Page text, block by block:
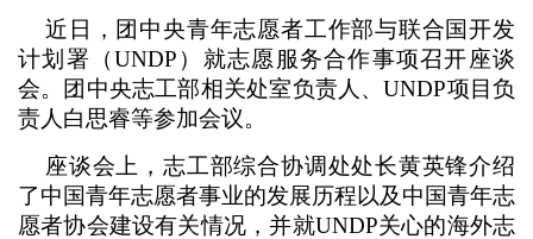
近日，团中央青年志愿者工作部与联合国开发
计划署（UNDP）就志愿服务合作事项召开座谈
会。团中央志工部相关处室负责人、UNDP项目负
责人白思睿等参加会议。
座谈会上，志工部综合协调处处长黄英锋介绍
了中国青年志愿者事业的发展历程以及中国青年志
愿者协会建设有关情况，并就UNDP关心的海外志